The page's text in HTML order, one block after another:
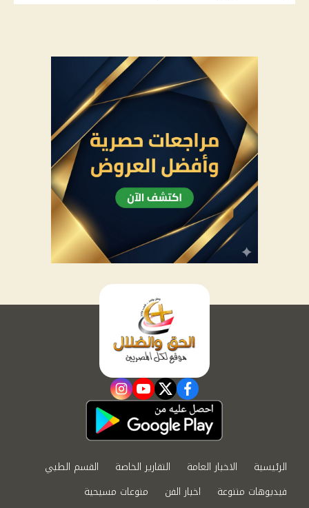
facebook
twitter
youtube
instagram
الرئيسية الاخبار العامة التقارير الخاصة
القسم الطبي
فيديوهات متنوعة
اخبار الفن
منوعات مسيحية